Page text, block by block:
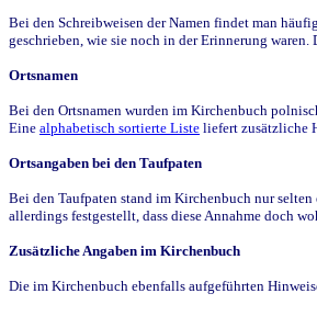
Bei den Schreibweisen der Namen findet man
geschrieben, wie sie noch in der Erinnerung
Ortsnamen
Bei den Ortsnamen wurden im Kirchenbuch
Eine alphabetisch sortierte Liste liefert zusätzliche
Ortsangaben bei den Taufpaten
Bei den Taufpaten stand im Kirchenbuch nur
allerdings festgestellt, dass diese Annahme doch
Zusätzliche Angaben im Kirchenbuch
Die im Kirchenbuch ebenfalls aufgeführten